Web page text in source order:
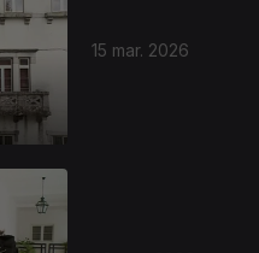
15 mar. 2026